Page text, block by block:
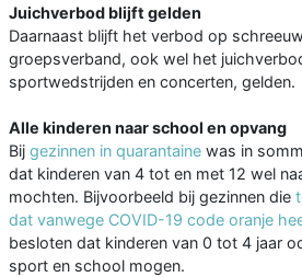
Juichverbod blijft gelden
Daarnaast blijft het verbod op
groepsverband, ook wel het
sportwedstrijden en concerten, gelden.
Alle kinderen naar school en opvang
Bij gezinnen in quarantaine was in
dat kinderen van 4 tot en met 12 wel
mochten. Bijvoorbeeld bij gezinnen die
dat vanwege COVID-19 code oranje
besloten dat kinderen van 0 tot 4 jaar
sport en school mogen.